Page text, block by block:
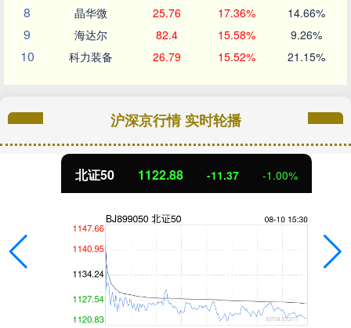
8 晶华微 25.76 17.36% 14.66%
9 海达尔 82.4 15.58% 9.26%
10 科力装备 26.79 15.52% 21.15%
沪深京行情 实时轮播
北证50 1122.88 -11.37 -1.00%